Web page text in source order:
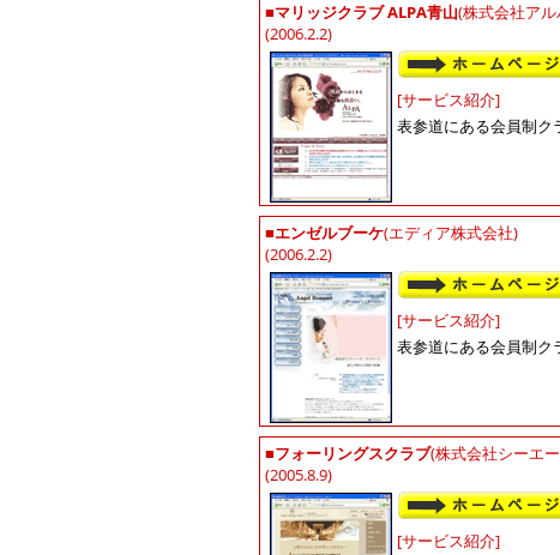
■マリッジクラブ ALPA青山(株式会社アル
(2006.2.2)
[サービス紹介]
表参道にある会員制ク
■エンゼルブーケ(エディア株式会社)
(2006.2.2)
[サービス紹介]
表参道にある会員制ク
■フォーリングスクラブ(株式会社シーエ
(2005.8.9)
[サービス紹介]